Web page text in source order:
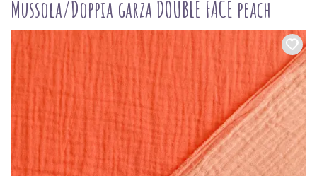
Mussola/Doppia garza DOUBLE FACE peach